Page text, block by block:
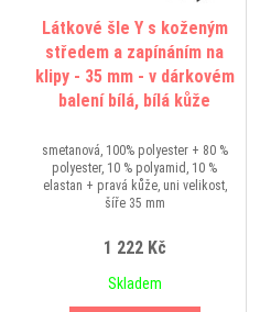
Látkové šle Y s koženým
středem a zapínáním na
klipy - 35 mm - v dárkovém
balení bílá, bílá kůže
smetanová, 100% polyester + 80 %
polyester, 10 % polyamid, 10 %
elastan + pravá kůže, uni velikost,
šíře 35 mm
1 222 Kč
Skladem